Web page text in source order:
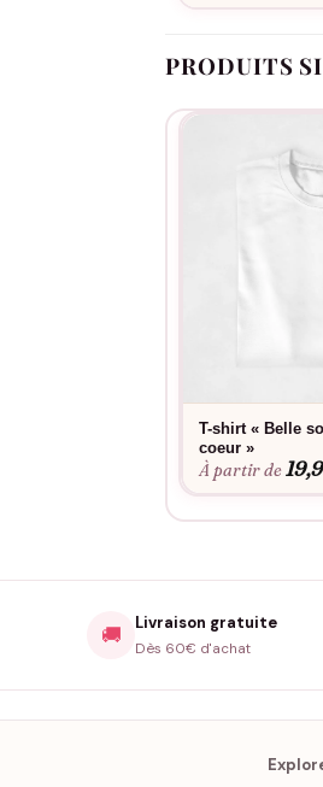
PRODUITS
T-shirt « Belle
coeur »
À partir de
🚚 Livraison gratuite
Dès 60€ d'achat